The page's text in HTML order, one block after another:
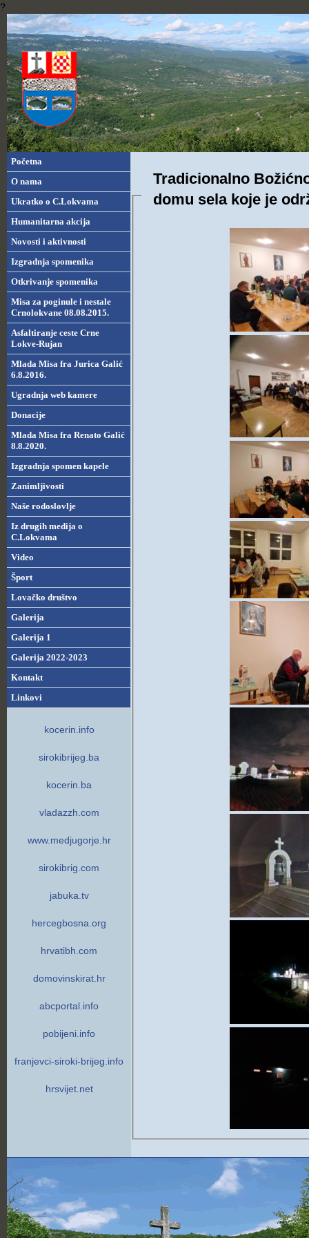
?
Početna
O nama
Ukratko o C.Lokvama
Humanitarna akcija
Novosti i aktivnosti
Izgradnja spomenika
Otkrivanje spomenika
Misa za poginule i nestale
Crnolokvane 08.08.2015.
Asfaltiranje ceste Crne
Lokve-Rujan
Mlada Misa fra Jurica Galić
6.8.2016.
Ugradnja web kamere
Donacije
Mlada Misa fra Renato Galić
8.8.2020.
Izgradnja spomen kapele
Zanimljivosti
Naše rodoslovlje
Iz drugih medija o
C.Lokvama
Video
Šport
Lovačko društvo
Galerija
Galerija 1
Galerija 2022-2023
Kontakt
Linkovi
kocerin.info
sirokibrijeg.ba
kocerin.ba
vladazzh.com
www.medjugorje.hr
sirokibrig.com
jabuka.tv
hercegbosna.org
hrvatibh.com
domovinskirat.hr
abcportal.info
pobijeni.info
franjevci-siroki-brijeg.info
hrsvijet.net
Tradicionalno
domu sela koje je